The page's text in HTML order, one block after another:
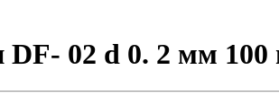
DF- 02 d 0. 2 мм